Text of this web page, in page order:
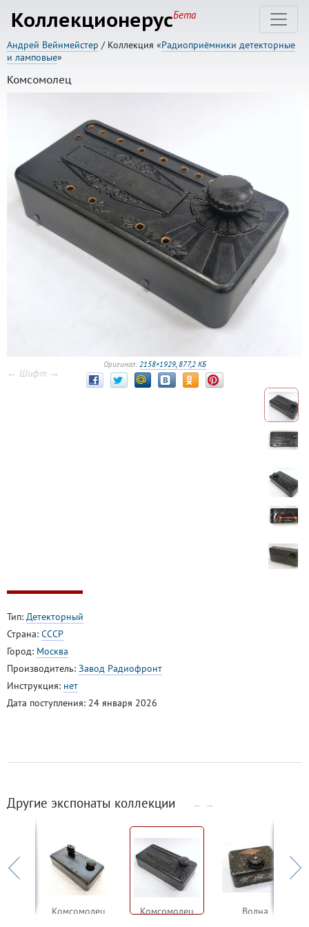
КоллекционерусБета
Андрей Вейнмейстер / Коллекция «Радиоприёмники детекторные
и ламповые»
Комсомолец
Оригинал: 2158×1929, 877,2 КБ
← Шифт →
Тип: Детекторный
Страна: СССР
Город: Москва
Производитель: Завод Радиофронт
Инструкция: нет
Дата поступления: 24 января 2026
Другие экспонаты коллекции ← →
Комсомолец Комсомолец Волна